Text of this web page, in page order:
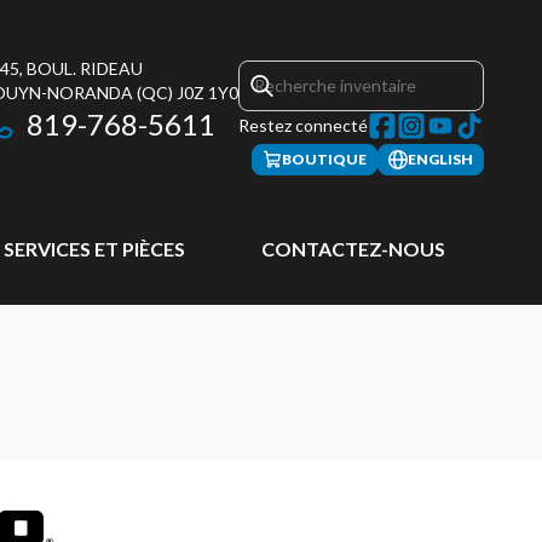
BOUL. RIDEAU
NORANDA (QC) J0Z 1Y0
819-768-5611 Restez connecté
BOUTIQUE ENGLISH
SERVICES ET PIÈCES CONTACTEZ-NOUS